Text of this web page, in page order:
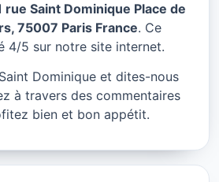
rue Saint Dominique Place de
75007 Paris France. Ce
4/5 sur notre site internet.
Dominique et dites-nous
à travers des commentaires
bien et bon appétit.